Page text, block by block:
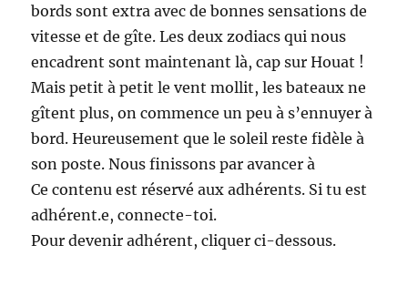
bords sont extra avec de bonnes sensations de
vitesse et de gîte. Les deux zodiacs qui nous
encadrent sont maintenant là, cap sur Houat !
Mais petit à petit le vent mollit, les bateaux ne
gîtent plus, on commence un peu à s’ennuyer à
bord. Heureusement que le soleil reste fidèle à
son poste. Nous finissons par avancer à
Ce contenu est réservé aux adhérents. Si tu est
adhérent.e, connecte-toi.
Pour devenir adhérent, cliquer ci-dessous.